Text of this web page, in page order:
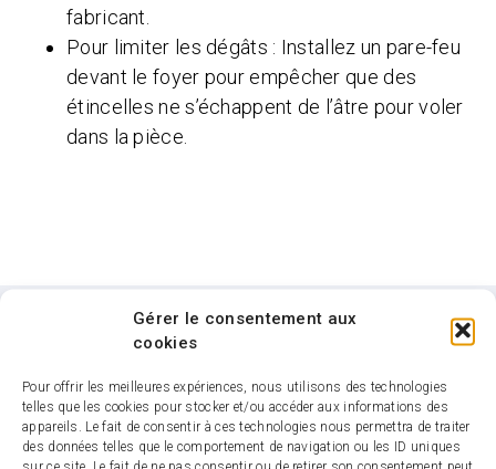
Gérer le consentement aux
cookies
Pour offrir les meilleures expériences, nous utilisons des technologies
telles que les cookies pour stocker et/ou accéder aux informations des
appareils. Le fait de consentir à ces technologies nous permettra de traiter
des données telles que le comportement de navigation ou les ID uniques
fabricant.
Pour limiter les dégâts : Installez un pare-feu
devant le foyer pour empêcher que des
étincelles ne s’échappent de l’âtre pour voler
dans la pièce.
Besoin d'aide ?
Si vous avez encore des questions,
n’hésitez pas à nous contacter